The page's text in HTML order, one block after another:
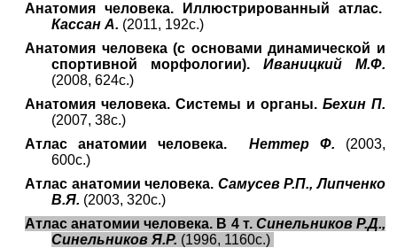
Анатомия человека. Иллюстрированный атлас.
Кассан А. (2011, 192с.)
Анатомия человека (с основами динамической и
спортивной морфологии). Иваницкий М.Ф.
(2008, 624с.)
Анатомия человека. Системы и органы. Бехин П.
(2007, 38с.)
Атлас анатомии человека. Неттер Ф. (2003,
600с.)
Атлас анатомии человека. Самусев Р.П., Липченко
В.Я. (2003, 320с.)
Атлас анатомии человека. В 4 т. Синельников Р.Д.,
Синельников Я.Р. (1996, 1160с.)